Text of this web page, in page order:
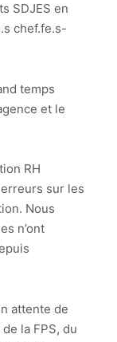
SDJES en
chef.fe.s-
temps
et le
RH
sur les
Nous
n’ont
attente de
la FPS, du